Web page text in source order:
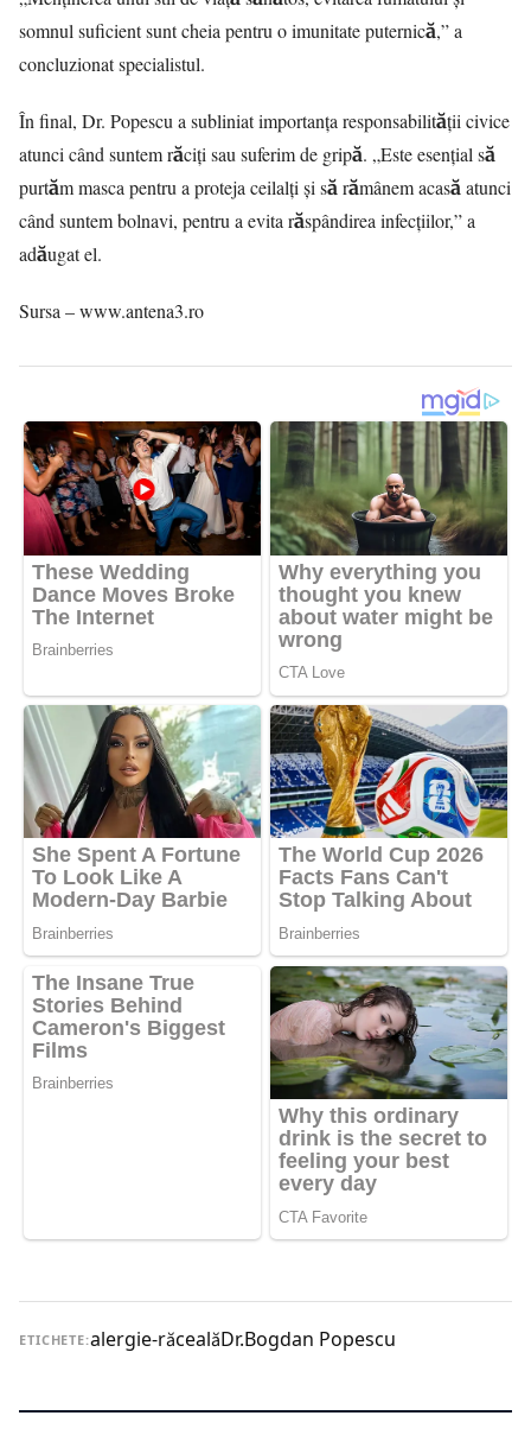
somnul suficient sunt cheia pentru o imunitate puternică,” a
concluzionat specialistul.
În final, Dr. Popescu a subliniat importanța responsabilității civice
atunci când suntem răciți sau suferim de gripă. „Este esențial să
purtăm masca pentru a proteja ceilalți și să rămânem acasă atunci
când suntem bolnavi, pentru a evita răspândirea infecțiilor,” a
adăugat el.
Sursa – www.antena3.ro
ETICHETE:alergie-răcealăDr.Bogdan Popescu